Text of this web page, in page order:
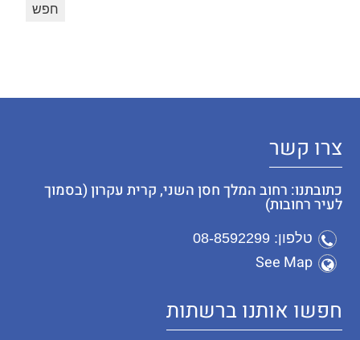
צרו קשר
כתובתנו: רחוב המלך חסן השני, קרית עקרון (בסמוך
לעיר רחובות)
טלפון: 08-8592299
See Map
חפשו אותנו ברשתות